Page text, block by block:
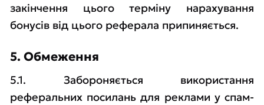
закінчення цього терміну нарахування
бонусів від цього реферала припиняється.
5. Обмеження
5.1. Забороняється використання
реферальних посилань для реклами у спам-